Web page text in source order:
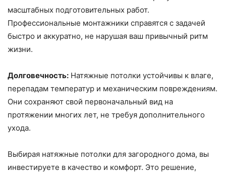
масштабных подготовительных работ.
Профессиональные монтажники справятся с задачей
быстро и аккуратно, не нарушая ваш привычный ритм
жизни.
Долговечность: Натяжные потолки устойчивы к влаге,
перепадам температур и механическим повреждениям.
Они сохраняют свой первоначальный вид на
протяжении многих лет, не требуя дополнительного
ухода.
Выбирая натяжные потолки для загородного дома, вы
инвестируете в качество и комфорт. Это решение,